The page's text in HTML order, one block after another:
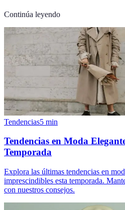
Continúa leyendo
Tendencias5 min
Tendencias en Moda
Temporada
Explora las últimas tendencias en
imprescindibles esta temporada.
con nuestros consejos.